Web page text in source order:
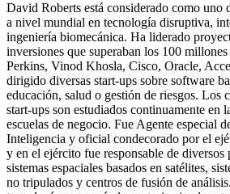
David Roberts está considerado como uno
a nivel mundial en tecnología disruptiva,
ingeniería biomecánica. Ha liderado
inversiones que superaban los 100
Perkins, Vinod Khosla, Cisco, Oracle,
dirigido diversas start-ups sobre software
educación, salud o gestión de riesgos. Los
start-ups son estudiados continuamente en
escuelas de negocio. Fue Agente especial
Inteligencia y oficial condecorado por el
y en el ejército fue responsable de diversos
sistemas espaciales basados en satélites,
no tripulados y centros de fusión de